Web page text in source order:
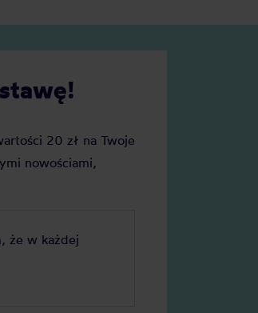
20 zł na Twoje
nowościami,
że w każdej